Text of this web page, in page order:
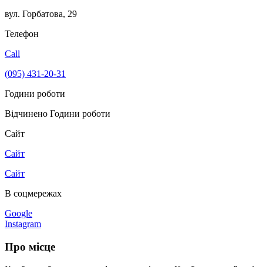
вул. Горбатова, 29
Телефон
Call
(095) 431-20-31
Години роботи
Відчинено Години роботи
Сайт
Сайт
Сайт
В соцмережах
Google
Instagram
Про місце